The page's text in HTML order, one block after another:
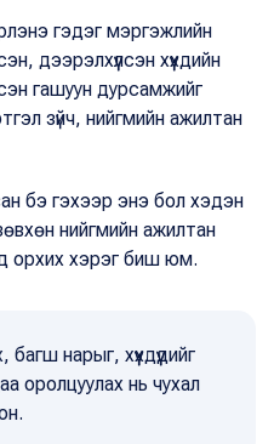
гэдэг мэргэжлийн
дээрэлхүүлсэн хүүхдийн
гашуун дурсамжийг
зүйч, нийгмийн ажилтан
бэ гэхээр энэ бол хэдэн
нийгмийн ажилтан
орхих хэрэг биш юм.
багш нарыг, хүүхдүүдийг
оролцуулах нь чухал